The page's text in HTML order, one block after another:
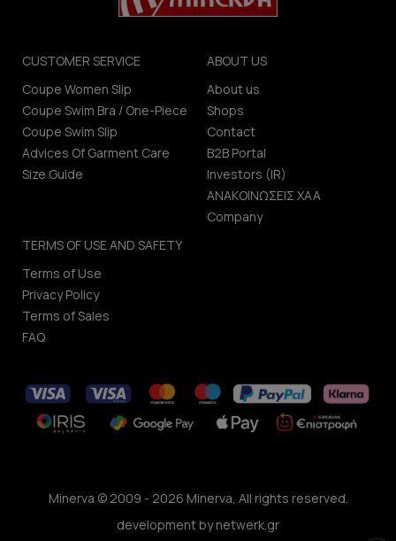
CUSTOMER SERVICE
Coupe Women Slip
Coupe Swim Bra / One-Piece
Coupe Swim Slip
Advices Of Garment Care
Size Guide
ABOUT US
About us
Shops
Contact
B2B Portal
Investors (IR)
ΑΝΑΚΟΙΝΩΣΕΙΣ ΧΑΑ
Company
TERMS OF USE AND SAFETY
Terms of Use
Privacy Policy
Terms of Sales
FAQ
Minerva © 2009 - 2026 Minerva, All rights reserved.
development bynetwerk.gr